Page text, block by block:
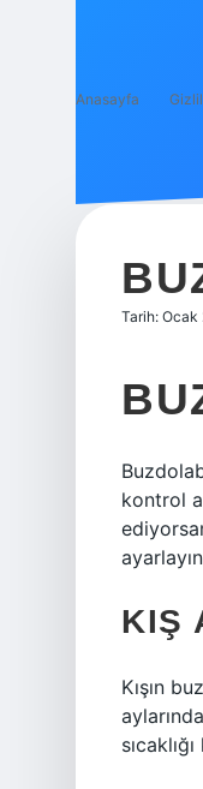
Anasayfa
Tarih: Ocak
kontrol
KIŞ
Kışın